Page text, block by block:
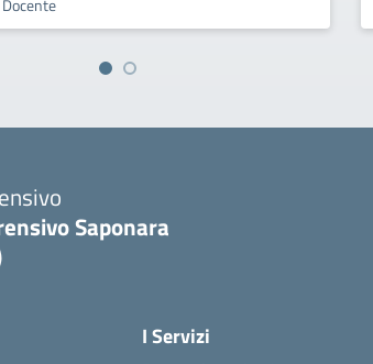
Docente
Saponara
I Servizi